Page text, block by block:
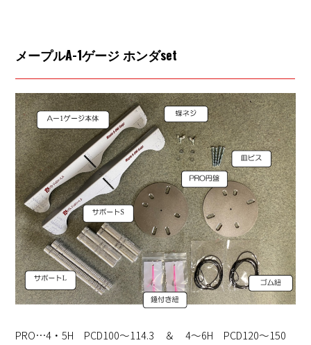
メープルA-1ゲージ ホンダset
PRO…4・5H PCD100～114.3 ＆ 4～6H PCD120～150